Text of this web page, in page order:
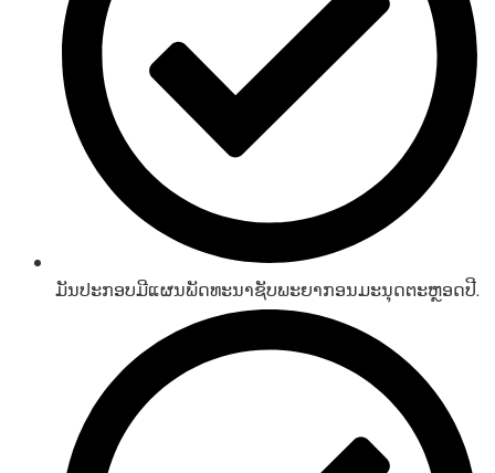
ມັນປະກອບມີແຜນພັດທະນາຊັບພະຍາກອນມະນຸດຕະຫຼອດປີ.